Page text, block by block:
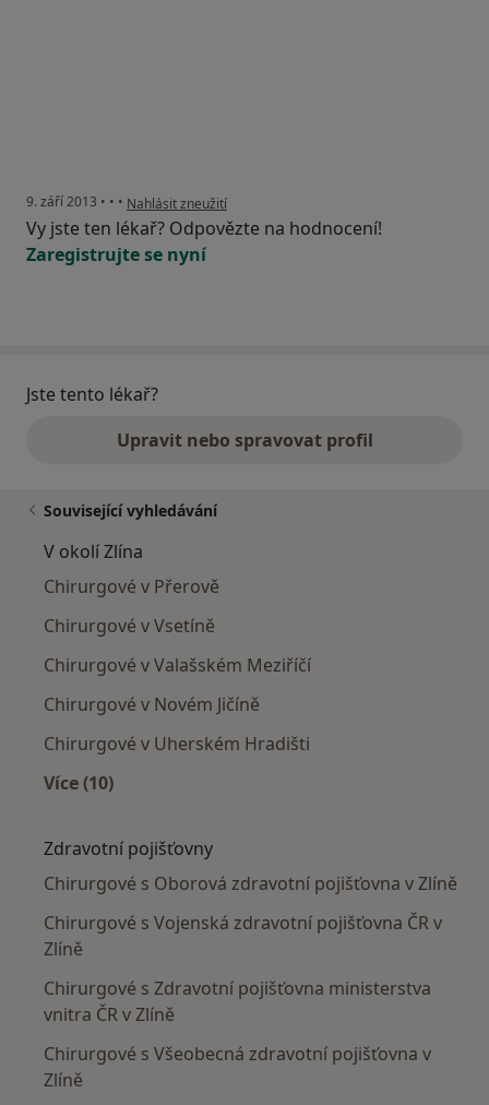
9. září 2013 • • • podle názoru uživatele Váš účet byl odstraněn
Nahlásit zneužití
Vy jste ten lékař? Odpovězte na hodnocení!
Zaregistrujte se nyní
Jste tento lékař?
Upravit nebo spravovat profil
Související vyhledávání
V okolí Zlína
Chirurgové v Přerově
Chirurgové v Vsetíně
Chirurgové v Valašském Meziříčí
Chirurgové v Novém Jičíně
Chirurgové v Uherském Hradišti
Více (10)
Zdravotní pojišťovny
Chirurgové s Oborová zdravotní pojišťovna v Zlíně
Chirurgové s Vojenská zdravotní pojišťovna ČR v
Zlíně
Chirurgové s Zdravotní pojišťovna ministerstva
vnitra ČR v Zlíně
Chirurgové s Všeobecná zdravotní pojišťovna v
Zlíně